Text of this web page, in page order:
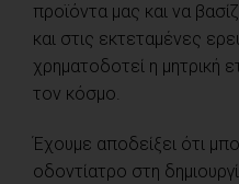
προϊόντα μας και να
και στις εκτεταμένες
χρηματοδοτεί η μητρική
τον κόσμο.
Έχουμε αποδείξει ότι
οδοντίατρο στη